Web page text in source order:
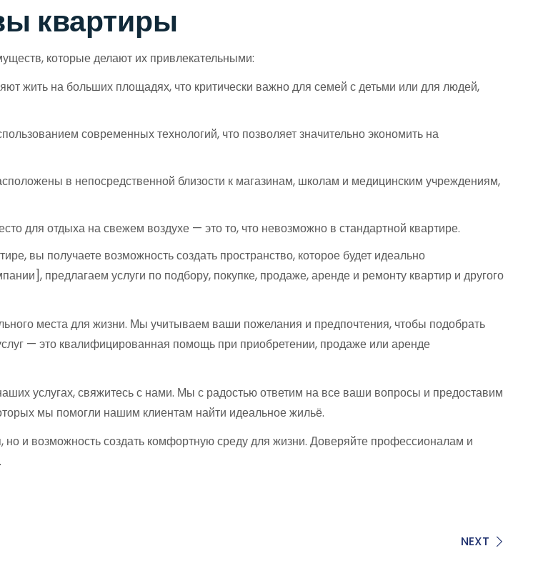
квартиры
которые делают их привлекательными:
жить на больших площадях, что критически важно для семей с детьми или для людей,
современных технологий, что позволяет значительно экономить на
в непосредственной близости к магазинам, школам и медицинским учреждениям,
для отдыха на свежем воздухе — это то, что невозможно в стандартной квартире.
вы получаете возможность создать пространство, которое будет идеально
предлагаем услуги по подбору, покупке, продаже, аренде и ремонту квартир и другого
места для жизни. Мы учитываем ваши пожелания и предпочтения, чтобы подобрать
— это квалифицированная помощь при приобретении, продаже или аренде
услугах, свяжитесь с нами. Мы с радостью ответим на все ваши вопросы и предоставим
мы помогли нашим клиентам найти идеальное жильё.
и возможность создать комфортную среду для жизни. Доверяйте профессионалам и
NEXT